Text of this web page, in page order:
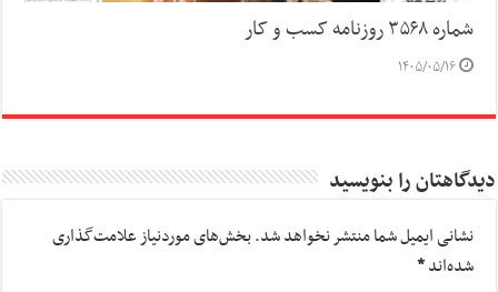
شماره ۳۵۶۸ روزنامه کسب و کار
۱۴۰۵/۰۵/۱۶
دیدگاهتان را بنویسید
نشانی ایمیل شما منتشر نخواهد شد.بخش‌های موردنیاز علامت‌گذاری
شده‌اند*